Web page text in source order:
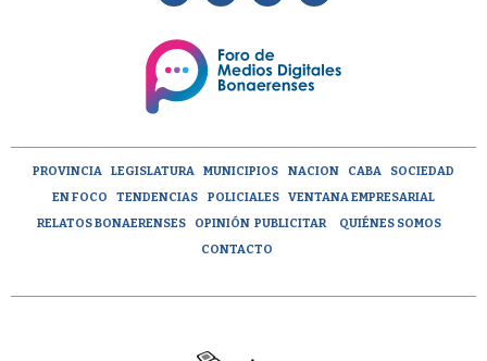
PROVINCIA LEGISLATURA MUNICIPIOS NACION CABA
SOCIEDAD
EN FOCO
TENDENCIAS POLICIALES
VENTANA EMPRESARIAL
RELATOS BONAERENSES
OPINIÓN PUBLICITAR
QUIÉNES SOMOS
CONTACTO